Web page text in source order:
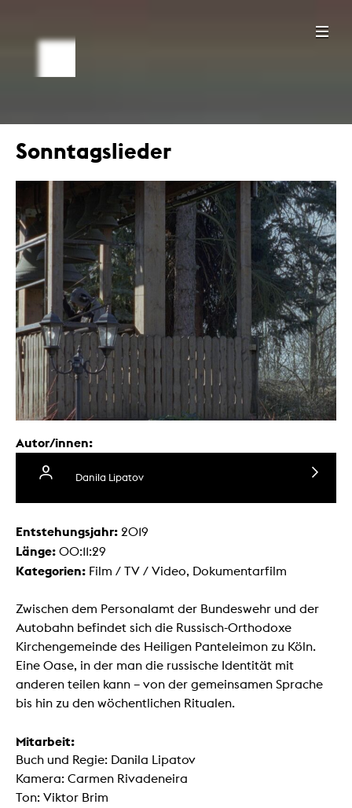
Sonntagslieder
Autor/innen:
Danila Lipatov
Entstehungsjahr: 2019
Länge: 00:11:29
Kategorien: Film / TV / Video, Dokumentarfilm
Zwischen dem Personalamt der Bundeswehr und der
Autobahn befindet sich die Russisch-Orthodoxe
Kirchengemeinde des Heiligen Panteleimon zu Köln.
Eine Oase, in der man die russische Identität mit
anderen teilen kann – von der gemeinsamen Sprache
bis hin zu den wöchentlichen Ritualen.
Mitarbeit:
Buch und Regie: Danila Lipatov
Kamera: Carmen Rivadeneira
Ton: Viktor Brim